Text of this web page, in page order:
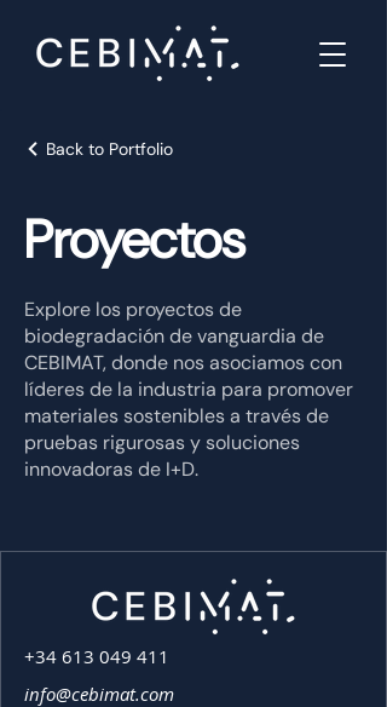
Back to Portfolio
Proyectos
Explore los proyectos de
biodegradación de vanguardia de
CEBIMAT, donde nos asociamos con
líderes de la industria para promover
materiales sostenibles a través de
pruebas rigurosas y soluciones
innovadoras de I+D.
+34 613 049 411
info@cebimat.com